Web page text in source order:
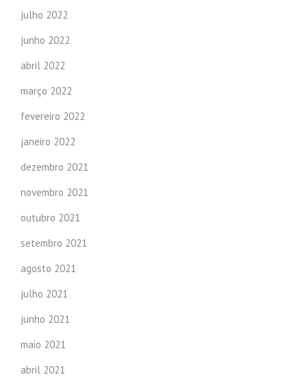
julho 2022
junho 2022
abril 2022
março 2022
fevereiro 2022
janeiro 2022
dezembro 2021
novembro 2021
outubro 2021
setembro 2021
agosto 2021
julho 2021
junho 2021
maio 2021
abril 2021